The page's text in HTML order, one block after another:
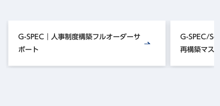
G-SPEC｜人事制度構築フルオーダーサ
ポート
G-SPEC/
再構築マス